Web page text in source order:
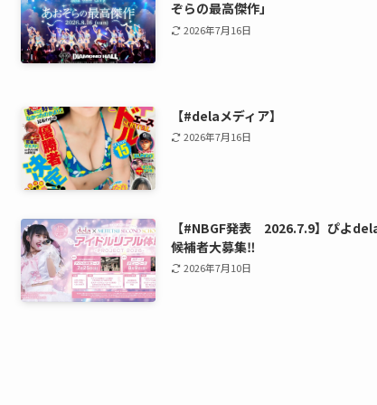
ぞらの最高傑作」
2026年7月16日
【#delaメディア】
2026年7月16日
【#NBGF発表 2026.7.9】ぴよ
候補者大募集‼️
2026年7月10日